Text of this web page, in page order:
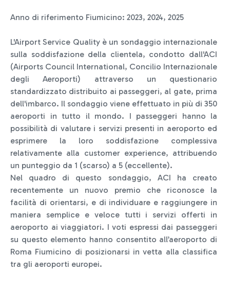
Anno di riferimento Fiumicino: 2023, 2024, 2025
L'Airport Service Quality è un sondaggio internazionale
sulla soddisfazione della clientela, condotto dall'ACI
(Airports Council International, Concilio Internazionale
degli Aeroporti) attraverso un questionario
standardizzato distribuito ai passeggeri, al gate, prima
dell'imbarco. Il sondaggio viene effettuato in più di 350
aeroporti in tutto il mondo. I passeggeri hanno la
possibilità di valutare i servizi presenti in aeroporto ed
esprimere la loro soddisfazione complessiva
relativamente alla customer experience, attribuendo
un punteggio da 1 (scarso) a 5 (eccellente).
Nel quadro di questo sondaggio, ACI ha creato
recentemente un nuovo premio che riconosce la
facilità di orientarsi, e di individuare e raggiungere in
maniera semplice e veloce tutti i servizi offerti in
aeroporto ai viaggiatori. I voti espressi dai passeggeri
su questo elemento hanno consentito all’aeroporto di
Roma Fiumicino di posizionarsi in vetta alla classifica
tra gli aeroporti europei.